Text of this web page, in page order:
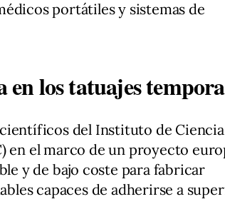
portátiles y sistemas de
los tatuajes
del Instituto de
en el marco de un proyecto
y de bajo coste para fabricar
capaces de adherirse a